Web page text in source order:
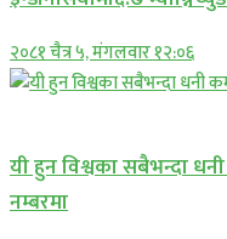
२०८१ चैत्र ५, मंगलवार १२:०६
यी हुन विश्वका सबैभन्दा
नम्बरमा